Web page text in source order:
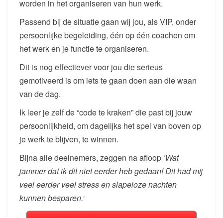
worden in het organiseren van hun werk.
Passend bij de situatie gaan wij jou, als VIP, onder
persoonlijke begeleiding, één op één coachen om
het werk en je functie te organiseren.
Dit is nog effectiever voor jou die serieus
gemotiveerd is om iets te gaan doen aan die waan
van de dag.
Ik leer je zelf de “code te kraken” die past bij jouw
persoonlijkheid, om dagelijks het spel van boven op
je werk te blijven, te winnen.
Bijna alle deelnemers, zeggen na afloop ‘Wat
jammer dat ik dit niet eerder heb gedaan! Dit had mij
veel eerder veel stress en slapeloze nachten
kunnen besparen.‘